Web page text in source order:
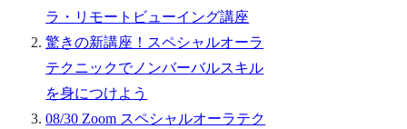
ラ・リモートビューイング講座
驚きの新講座！スペシャルオーラ
テクニックでノンバーバルスキル
を身につけよう
08/30 Zoom スペシャルオーラテク